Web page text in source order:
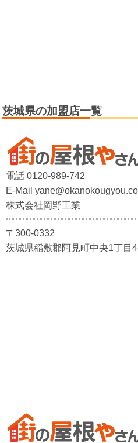
茨城県の加盟店一覧
電話 0120-989-742
E-Mail
株式会社岡野工業
〒300-0332
茨城県稲敷郡阿見町中央1丁目